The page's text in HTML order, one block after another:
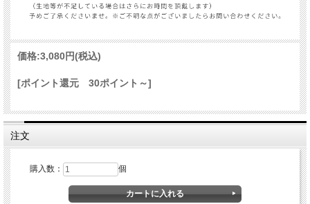
価格:3,080円(税込)
[ポイント還元 30ポイント～]
注文
購入数： 個